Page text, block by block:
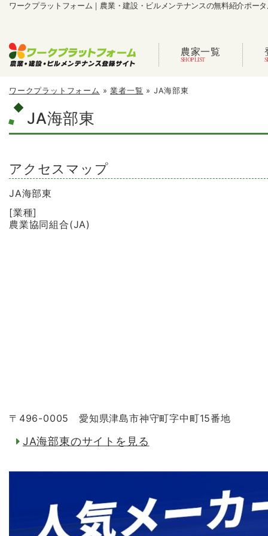
ワークプラットフォーム｜農業・建設・ビルメンテナンスの無料紹介ポー
農家一覧
ワークプラットフォーム »業者一覧 » JA海部東
JA海部東
アクセスマップ
JA海部東
[業種]
農業協同組合(JA)
〒496-0005 愛知県津島市神守町字中町15番地
JA海部東のサイトを見る